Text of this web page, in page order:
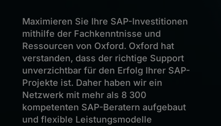
Maximieren Sie Ihre SAP-Investitionen
mithilfe der Fachkenntnisse und
Ressourcen von Oxford. Oxford hat
verstanden, dass der richtige Support
unverzichtbar für den Erfolg Ihrer SAP-
Projekte ist. Daher haben wir ein
Netzwerk mit mehr als 8 300
kompetenten SAP-Beratern aufgebaut
und flexible Leistungsmodelle